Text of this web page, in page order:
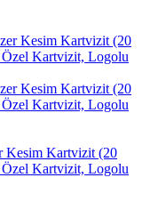
Kesim Kartvizit (20
Kartvizit, Logolu